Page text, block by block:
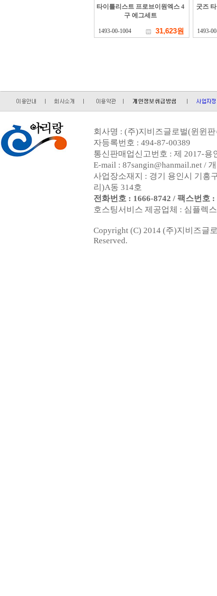
타이틀리스트 프로브이원엑스 4
구 에그세트
1493-00-1004 31,623원
굿즈
1493-
회사명 : (주)지비즈글로벌(윈윈
자등록번호 : 494-87-00389
통신판매업신고번호 : 제 2017-용
E-mail : 87sangin@hanmail.net /
사업장소재지 : 경기 용인시 기흥
리)A동 314호
전화번호 : 1666-8742 / 팩스번호 :
호스팅서비스 제공업체 : 심플렉
Copyright (C) 2014 (주)지비즈글
Reserved.